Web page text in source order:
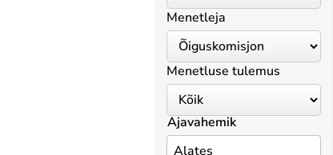
Menetleja
Menetluse tulemus
Ajavahemik
Alates